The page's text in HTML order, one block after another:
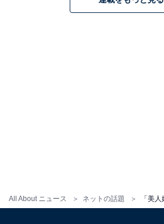
All About ニュース ネットの話題